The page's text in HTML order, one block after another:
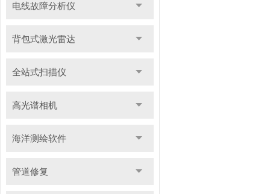
电线故障分析仪
背包式激光雷达
全站式扫描仪
高光谱相机
海洋测绘软件
管道修复